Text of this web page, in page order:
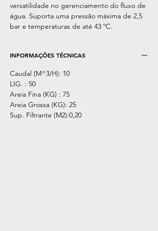
versatilidade no gerenciamento do fluxo de
água. Suporta uma pressão máxima de 2,5
bar e temperaturas de até 43 ºC.
INFORMAÇÕES TÉCNICAS
Caudal (M^3/H): 10
LIG. : 50
Areia Fina (KG) : 75
Areia Grossa (KG): 25
Sup. Filtrante (M2):0,20